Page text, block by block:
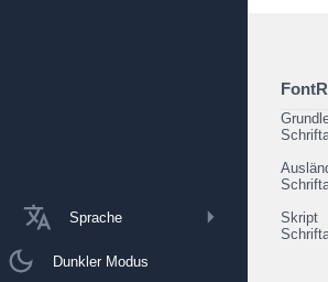
Sprache
Dunkler Modus
Skript